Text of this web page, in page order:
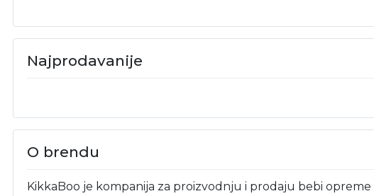
Najprodavanije
O brendu
KikkaBoo je kompanija za proizvodnju i prodaju bebi opreme